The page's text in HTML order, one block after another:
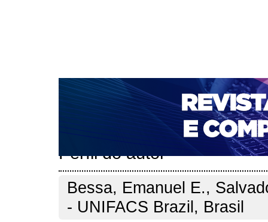
CAPA SOBRE ACESSO CADASTRO
NOTÍCIAS
PORTAL DE REVISTAS DA UNIFACS
PARA AVALIADORES
NOVA SUBMISSÃO
Perfil do autor
Bessa, Emanuel E.,
- UNIFACS Brazil, Brasil